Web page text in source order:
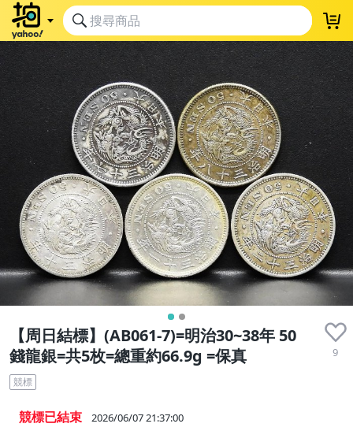
【周日結標】(AB061-7)=明治30~38年 50
錢龍銀=共5枚=總重約66.9g =保真
9
競標
競標已結束 2026/06/07 21:37:00